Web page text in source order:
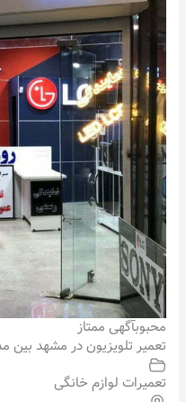
محبوبآگهی ممتاز
تعمیر تلویزیون در مشهد بین مدرس 3 و 5 –
تعمیرات لوازم خانگی